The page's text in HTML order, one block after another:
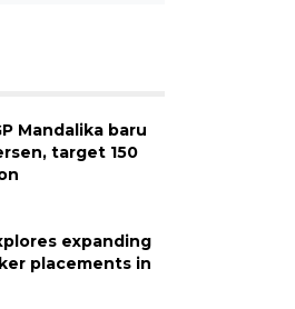
Mandalika baru
target 150
expanding
placements in